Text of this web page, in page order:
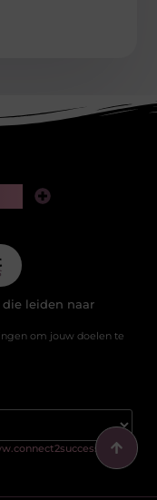
die leiden naar
om jouw doelen te